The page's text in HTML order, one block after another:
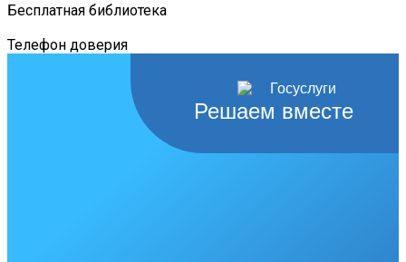
Бесплатная библиотека
Телефон доверия
Решаем вместе